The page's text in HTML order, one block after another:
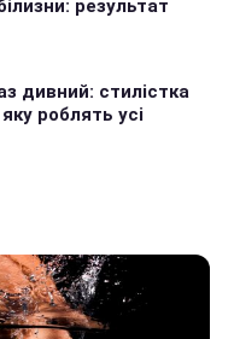
результат
дивний: стилістка
роблять усі